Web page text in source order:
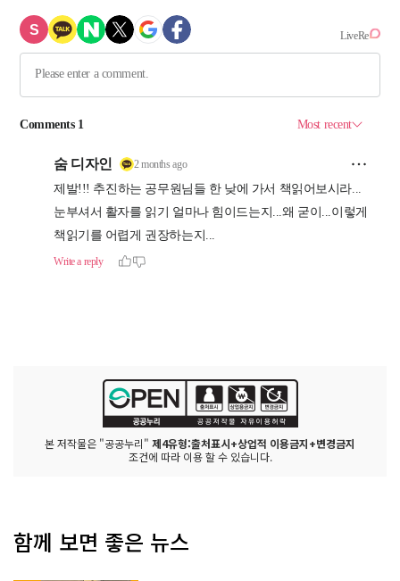
본 저작물은 "공공누리" 제4유형:출처표시+상업적 이용금지+변경금지
조건에 따라 이용 할 수 있습니다.
함께 보면 좋은 뉴스